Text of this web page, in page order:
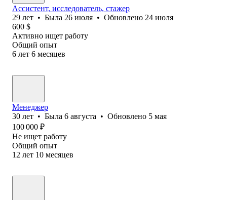
Ассистент, исследователь, стажер
29 лет • Была 26 июля • Обновлено 24 июля
600 $
Активно ищет работу
Общий опыт
6 лет 6 месяцев
Менеджер
30 лет • Была 6 августа • Обновлено 5 мая
100 000 ₽
Не ищет работу
Общий опыт
12 лет 10 месяцев